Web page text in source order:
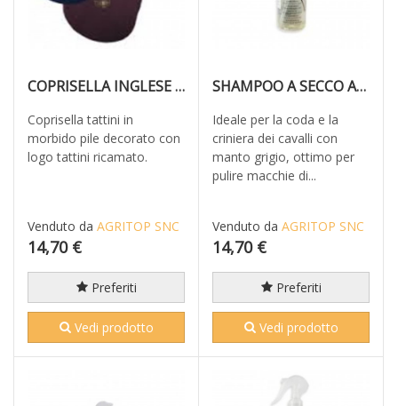
COPRISELLA INGLESE TATTINI
Coprisella tattini in
morbido pile decorato con
logo tattini ricamato.
Venduto da AGRITOP SNC
14,70 €
Preferiti
Vedi prodotto
SHAMPOO A SECCO ALLA CAMOMILLA
Ideale per la coda e la
criniera dei cavalli con
manto grigio, ottimo per
pulire macchie di...
Venduto da AGRITOP SNC
14,70 €
Preferiti
Vedi prodotto